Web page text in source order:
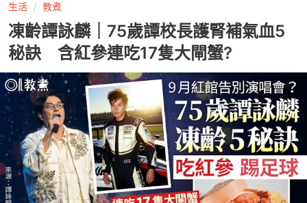
生活 教煮
凍齡譚詠麟｜75歲譚校長護腎補氣血5
秘訣 含紅參連吃17隻大閘蟹?